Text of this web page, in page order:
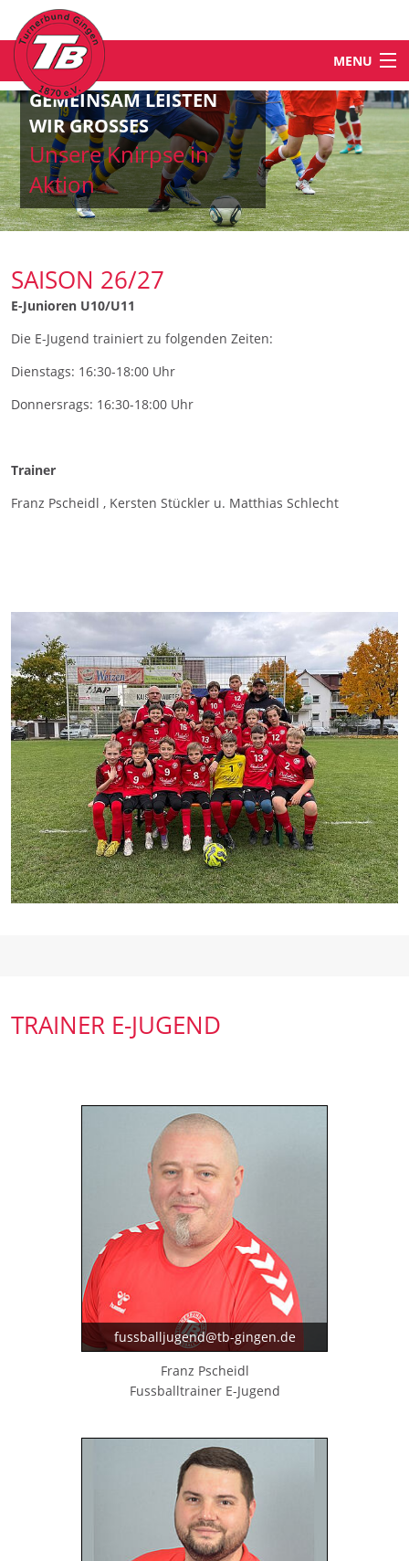
MENU
STARTSEITE
NEWS
ABTEILUNGEN & ANGEBOTE
TB-WELT
KONTAKT
GEMEINSAM LEISTEN
WIR GROSSES
Unsere Knirpse in
Aktion
SAISON 26/27
E-Junioren U10/U11
Die E-Jugend trainiert zu folgenden Zeiten:
Dienstags: 16:30-18:00 Uhr
Donnersrags: 16:30-18:00 Uhr
Trainer
Franz Pscheidl , Kersten Stückler u. Matthias Schlecht
TRAINER E-JUGEND
fussballjugend@tb-gingen.de
Franz Pscheidl
Fussballtrainer E-Jugend